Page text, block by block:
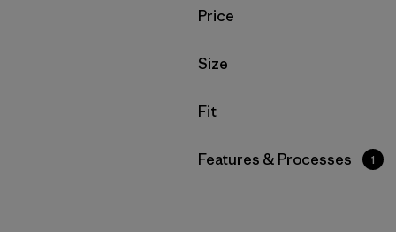
Filtrar por
Price
Filtrar por
Size
Filtrar por
Fit
Filtrar por
Features & Processes 1